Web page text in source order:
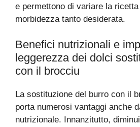
e permettono di variare la
morbidezza tanto desiderata.
Benefici nutrizionali e
leggerezza dei dolci
con il brocciu
La sostituzione del burro con il
porta numerosi vantaggi anche
nutrizionale. Innanzitutto,